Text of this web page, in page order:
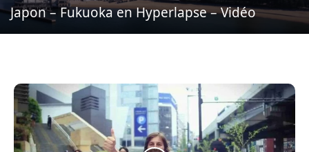
Japon – Fukuoka en Hyperlapse – Vidéo